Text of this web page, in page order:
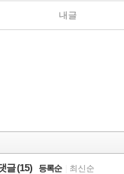
내글
글(15) 등록순 최신순